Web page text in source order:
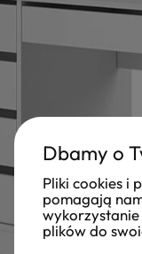
Dbamy o
Pliki cookies i
pomagają
wykorzystanie
plików do